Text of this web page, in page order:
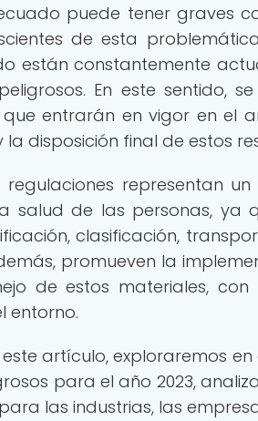
puede tener graves
de esta
están constantemente
En este sentido,
entrarán en vigor en el
disposición final de estos
regulaciones representan
salud de las personas, ya
clasificación,
promueven la
de estos materiales,
entorno.
artículo, exploraremos
para el año 2023,
las industrias, las